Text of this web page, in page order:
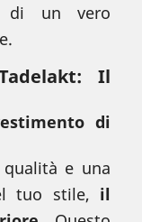
di un vero
Il
di
e una
tuo stile, il